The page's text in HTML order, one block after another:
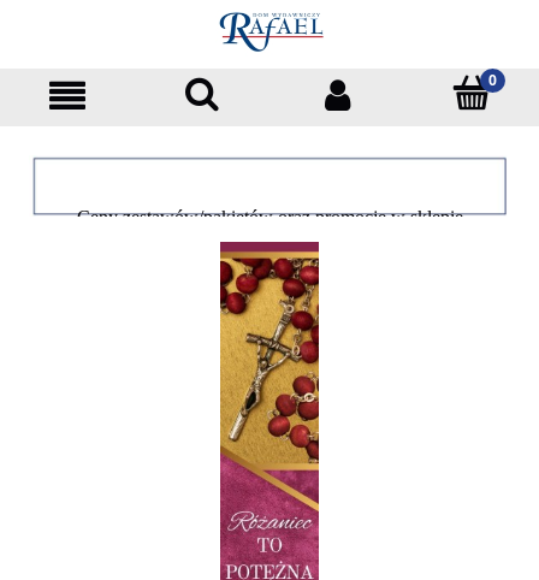
Ceny zestawów/pakietów oraz promocje w sklepie
dotyczą tylko klientów indywidualnych